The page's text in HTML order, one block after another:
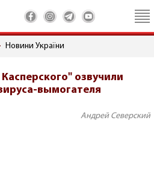
Новини України
озвучили
вымогателя
Андрей Северский